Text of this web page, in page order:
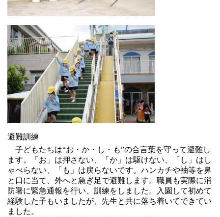
避難訓練
子どもたちは“お・か・し・も”の合言葉を守って避難し
ます。「お」は押さない、「か」は駆けない、「し」はし
ゃべらない、「も」は戻らないです。ハンカチや袖等を鼻
と口に当て、外へと急ぎ足で避難します。職員も実際に消
防署に緊急通報を行い、訓練をしました。入園して初めて
経験した子もいましたが、先生と共に落ち着いてできてい
ました。